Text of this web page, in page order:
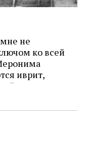
не
ко всей
иврит,
смысл и
и
как